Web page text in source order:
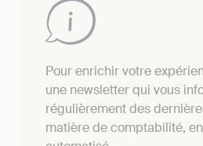
Pour enrichir votre
une newsletter qui vous
régulièrement des
matière de comptabilité,